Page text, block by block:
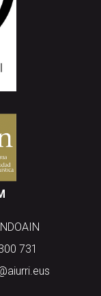
731